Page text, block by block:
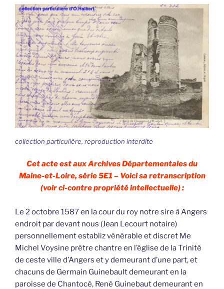
collection particulière, reproduction interdite
Cet acte est aux Archives Départementales du
Maine-et-Loire, série 5E1 – Voici sa retranscription
(voir ci-contre propriété intellectuelle) :
Le 2 octobre 1587 en la cour du roy notre sire à Angers
endroit par devant nous (Jean Lecourt notaire)
personnellement establiz vénérable et discret Me
Michel Voysine prêtre chantre en l’église de la Trinité
de ceste ville d’Angers et y demeurant d’une part, et
chacuns de Germain Guinebault demeurant en la
paroisse de Chantocé, René Guinebaut demeurant en